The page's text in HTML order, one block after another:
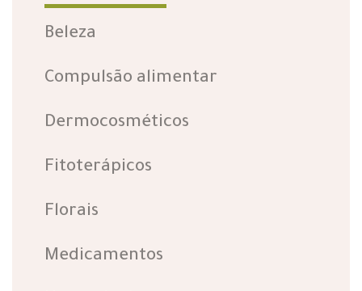
Beleza
Compulsão alimentar
Dermocosméticos
Fitoterápicos
Florais
Medicamentos